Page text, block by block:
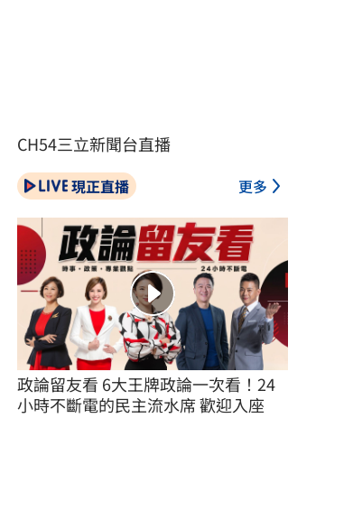
CH54三立新聞台直播
現正直播 更多
政論留友看 6大王牌政論一次看！24
小時不斷電的民主流水席 歡迎入座